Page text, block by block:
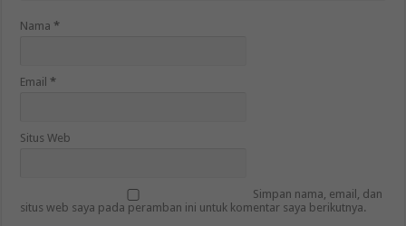
Nama*
Email*
Situs Web
Simpan nama, email, dan
situs web saya pada peramban ini untuk komentar saya berikutnya.